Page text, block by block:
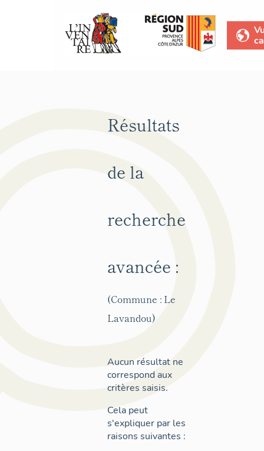
Résultats
de la
recherche
avancée :
(Commune : Le
Lavandou)
Aucun résultat ne
correspond aux
critères saisis.
Cela peut
s'expliquer par les
raisons suivantes :